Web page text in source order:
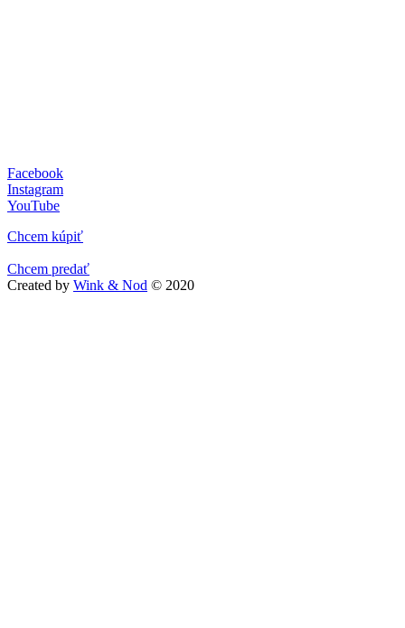
Facebook
Instagram
YouTube
Chcem kúpiť
Chcem predať
Created by Wink & Nod © 2020